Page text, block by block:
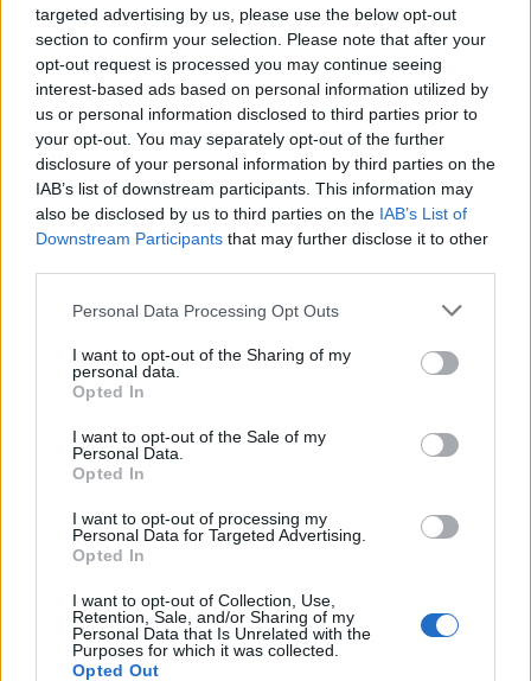
targeted advertising by us, please use the below opt-out
section to confirm your selection. Please note that after your
opt-out request is processed you may continue seeing
interest-based ads based on personal information utilized by
us or personal information disclosed to third parties prior to
your opt-out. You may separately opt-out of the further
disclosure of your personal information by third parties on the
IAB’s list of downstream participants. This information may
also be disclosed by us to third parties on the IAB’s List of
Downstream Participants that may further disclose it to other
Personal Data Processing Opt Outs
I want to opt-out of the Sharing of my
personal data.
Opted In
I want to opt-out of the Sale of my
Personal Data.
Opted In
I want to opt-out of processing my
Personal Data for Targeted Advertising.
Opted In
I want to opt-out of Collection, Use,
Retention, Sale, and/or Sharing of my
Personal Data that Is Unrelated with the
Purposes for which it was collected.
Opted Out
ΠΕΡΙΣΣΌΤΕΡΑ ΣΕ ΑΥΤΉ ΤΗΝ ΚΑΤΗΓΟΡΊΑ
Άδ. Γεωργιάδης: Μέσα
στην εβδομάδα η ΚΥΑ με
κάλυψη κενών θέσεων σε
νοσοκομεία άγονων
περιοχών
08/07/2024 - 17:35
ΕΟΦ: Απαγόρευση
διακίνησης
συμπληρωμάτων
09/07/2024 - 15:36